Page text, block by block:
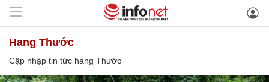
hang Thước
Cập nhập tin tức hang Thước